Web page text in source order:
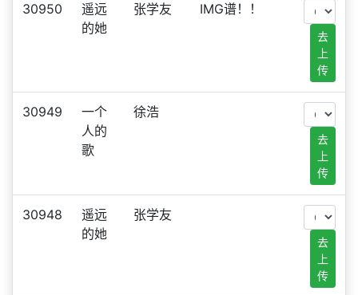
30950
遥远
的她
张学友 IMG谱！！
去
上
传
30949
一个
人的
歌
徐浩
去
上
传
30948
遥远
的她
张学友
去
上
传